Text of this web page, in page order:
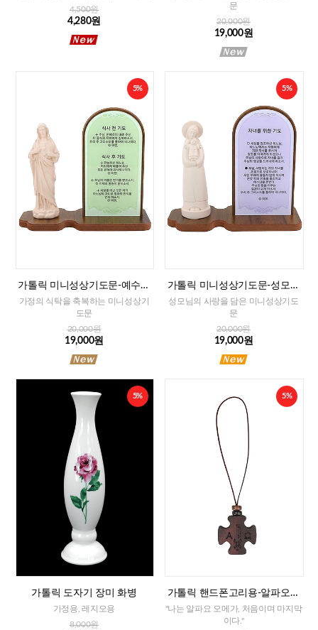
4,500원
4,280원
문
20,000원
19,000원
5%
가톨릭 미니성상기도문-예수성
심(식사전후 기도)
가정의 식탁을 축복하는 미니성상기
도문
20,000원
19,000원
5%
가톨릭 미니성상기도문-성모자
(자녀를 위한 기도)
성모님의 사랑을 담은 미니성상기도
문
20,000원
19,000원
5%
가톨릭 도자기 장미 화병
가정용, 레지오용
8,000원
5%
가톨릭 핸드폰고리용-알파오메
가 십자가
"나는 알파요 오메가, 처음이며 마지막
이다."